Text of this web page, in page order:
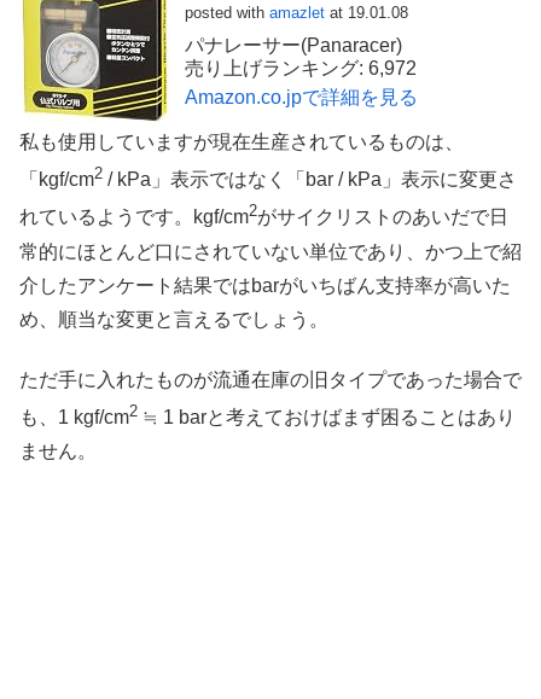
posted with amazlet at 19.01.08
パナレーサー(Panaracer)
売り上げランキング: 6,972
Amazon.co.jpで詳細を見る
私も使用していますが現在生産されているものは、
「kgf/cm2 / kPa」表示ではなく「bar / kPa」表示に変更さ
れているようです。kgf/cm2がサイクリストのあいだで日
常的にほとんど口にされていない単位であり、かつ上で紹
介したアンケート結果ではbarがいちばん支持率が高いた
め、順当な変更と言えるでしょう。
ただ手に入れたものが流通在庫の旧タイプであった場合で
も、1 kgf/cm2 ≒ 1 barと考えておけばまず困ることはあり
ません。